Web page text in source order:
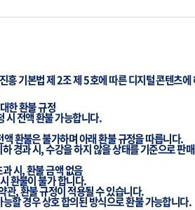
흥기본법제2조제5호에따른디지털콘텐츠에
대한환불규정
시전액환불가능합니다.
액환불은불가하며아래환불규정을따릅니다.
하경과시,수강을하지않을상태를기준으로판
시,환불금액없음
시환불이불가합니다.
관,환불 규정이적용될수있습니다.
능할경우상호합의된방식으로환불가능합니다.